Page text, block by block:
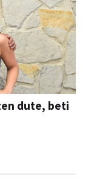
dute, beti